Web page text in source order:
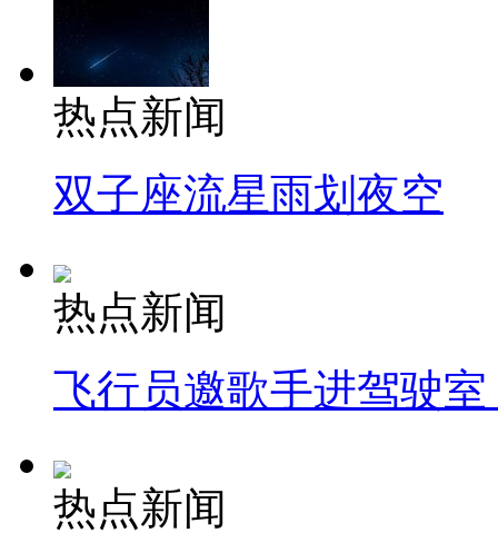
热点新闻
双子座流星雨划夜空
热点新闻
飞行员邀歌手进驾驶
热点新闻